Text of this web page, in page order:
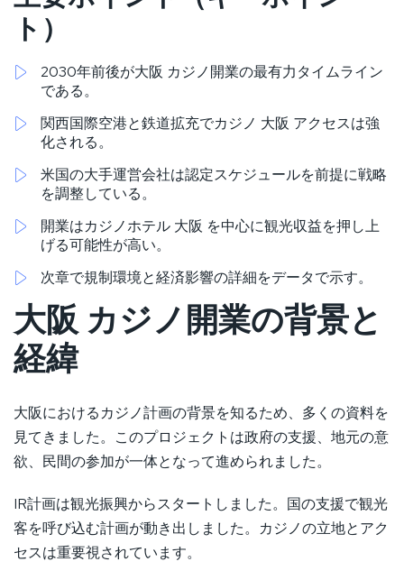
ト）
2030年前後が大阪 カジノ開業の最有力タイムライン
である。
関西国際空港と鉄道拡充でカジノ 大阪 アクセスは強
化される。
米国の大手運営会社は認定スケジュールを前提に戦略
を調整している。
開業はカジノホテル 大阪 を中心に観光収益を押し上
げる可能性が高い。
次章で規制環境と経済影響の詳細をデータで示す。
大阪 カジノ開業の背景と
経緯
大阪におけるカジノ計画の背景を知るため、多くの資料を
見てきました。このプロジェクトは政府の支援、地元の意
欲、民間の参加が一体となって進められました。
IR計画は観光振興からスタートしました。国の支援で観光
客を呼び込む計画が動き出しました。カジノの立地とアク
セスは重要視されています。